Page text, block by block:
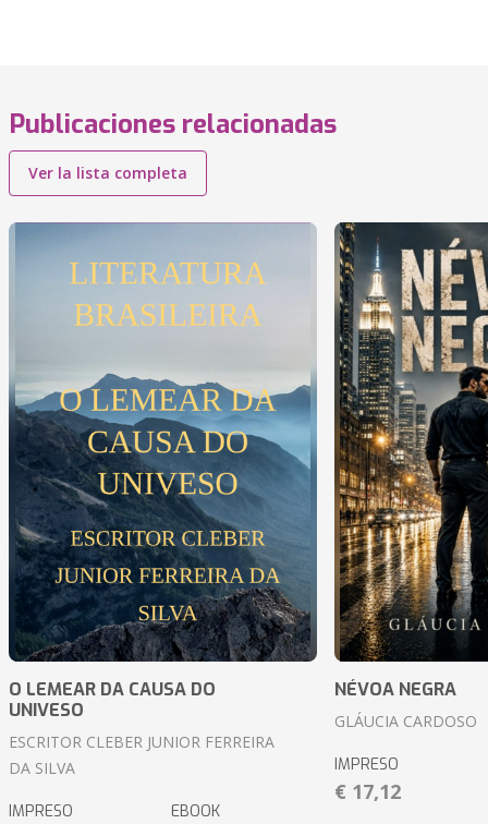
Publicaciones relacionadas
Ver la lista completa
O LEMEAR DA CAUSA DO
UNIVESO
ESCRITOR CLEBER JUNIOR FERREIRA
DA SILVA
IMPRESO EBOOK
NÉVOA NEGRA
GLÁUCIA CARDOSO
IMPRESO
€ 17,12